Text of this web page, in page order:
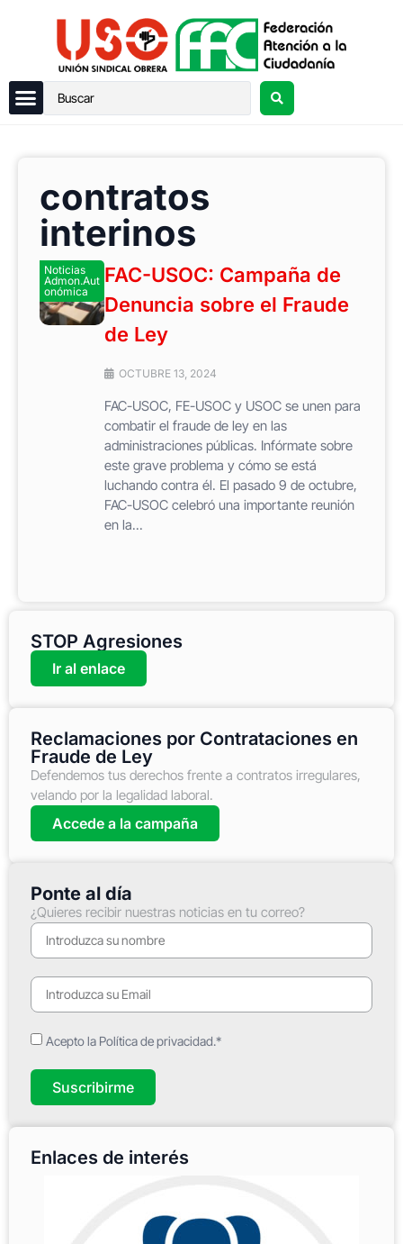
contratos
interinos
Noticias
Admon.Aut
onómica
FAC-USOC: Campaña de
Denuncia sobre el Fraude
de Ley
OCTUBRE 13, 2024
FAC-USOC, FE-USOC y USOC se unen para
combatir el fraude de ley en las
administraciones públicas. Infórmate sobre
este grave problema y cómo se está
luchando contra él. El pasado 9 de octubre,
FAC-USOC celebró una importante reunión
en la...
STOP Agresiones
Ir al enlace
Reclamaciones por Contrataciones en
Fraude de Ley
Defendemos tus derechos frente a contratos irregulares,
velando por la legalidad laboral.
Accede a la campaña
Ponte al día
¿Quieres recibir nuestras noticias en tu correo?
Acepto la Política de privacidad.*
Suscribirme
Enlaces de interés